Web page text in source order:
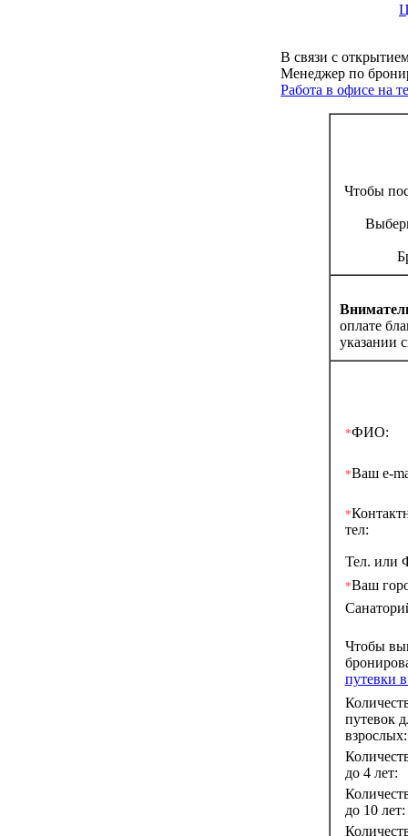
В связи с
Менеджер по
Работа в офисе на
Чтобы
оплате
указании
*ФИО:
*Ваш e-
*
тел:
Тел. или
*Ваш
Чтобы
путевки
путевок
взрослых:
до 4 лет:
до 10 лет: